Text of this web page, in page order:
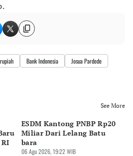
Bank Indonesia Josua Pardede
See More
ESDM Kantong PNBP Rp20
Miliar Dari Lelang Batu
bara
06 Agu 2026, 19:22 WIB